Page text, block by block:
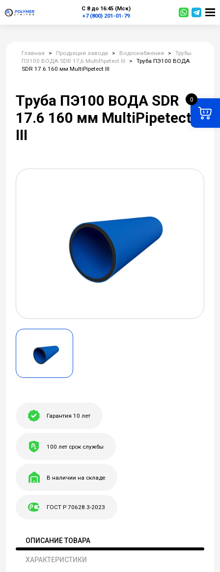
С 8 до 16:45 (Мск)
+7 (800) 201-01-79
0
Главная > Продукция завода > Водоснабжения >
Трубы
ПЭ100 ВОДА SDR 17,6 MultiPipetect III
>
Труба ПЭ100 ВОДА
SDR 17.6 160 мм MultiPipetect III
Труба ПЭ100 ВОДА SDR
17.6 160 мм MultiPipetect
III
Гарантия 10 лет
100 лет срок службы
В наличии на складе
ГОСТ Р 70628.3-2023
ОПИСАНИЕ ТОВАРА
ХАРАКТЕРИСТИКИ